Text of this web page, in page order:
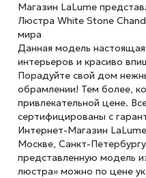
Магазин LaLume
Люстра White Stone
мира
Данная модель
интерьеров и красиво
Порадуйте свой дом
обрамлении! Тем более,
привлекательной цене.
сертифицированы с
Интернет-Магазин
Москве, Санкт-
представленную модель
люстра» можно по цене